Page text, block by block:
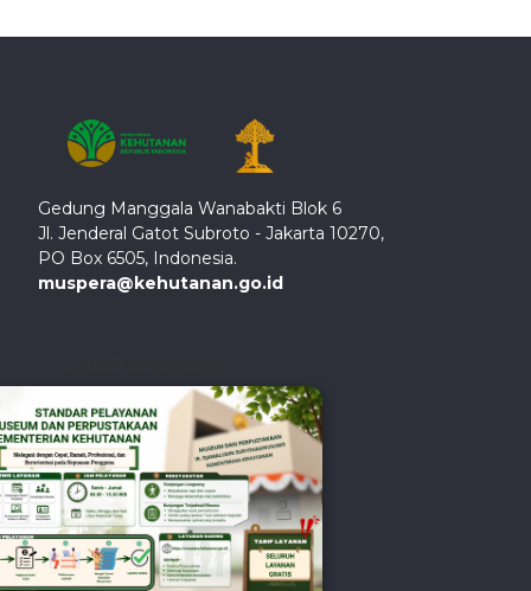
Gedung Manggala Wanabakti Blok 6
Jl. Jenderal Gatot Subroto - Jakarta 10270,
PO Box 6505, Indonesia.
muspera@kehutanan.go.id